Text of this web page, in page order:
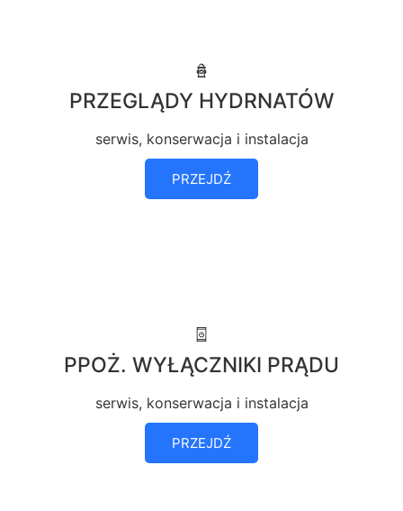
PRZEGLĄDY HYDRNATÓW
serwis, konserwacja i instalacja
PRZEJDŹ
PPOŻ. WYŁĄCZNIKI PRĄDU
serwis, konserwacja i instalacja
PRZEJDŹ